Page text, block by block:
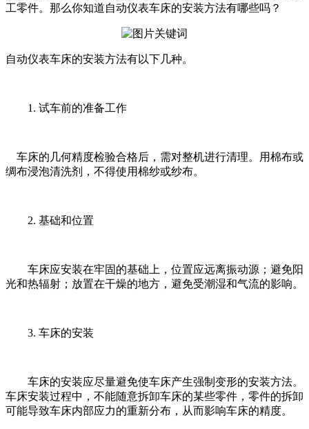
工零件。那么你知道自动仪表车床的安装方法有哪些吗？
自动仪表车床的安装方法有以下几种。
1. 试车前的准备工作
车床的几何精度检验合格后，需对整机进行清理。用棉布或
绸布浸泡清洗剂，不得使用棉纱或纱布。
2. 基础和位置
车床应安装在牢固的基础上，位置应远离振动源；避免阳
光和热辐射；放置在干燥的地方，避免受潮湿和气流的影响。
3. 车床的安装
车床的安装应尽量避免使车床产生强制变形的安装方法。
车床安装过程中，不能随意拆卸车床的某些零件，零件的拆卸
可能导致车床内部应力的重新分布，从而影响车床的精度。